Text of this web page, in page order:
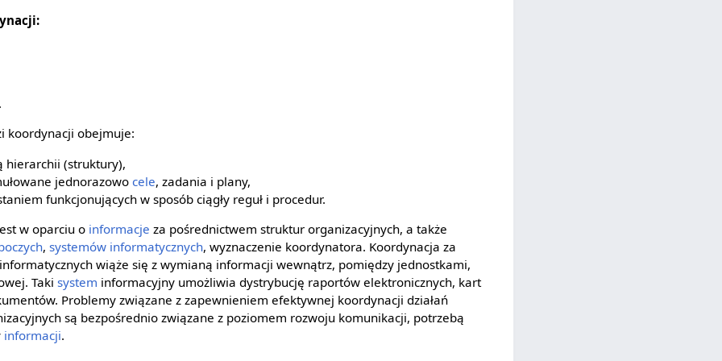
koordynacji obejmuje:
hierarchii (struktury),
jednorazowo cele, zadania i plany,
funkcjonujących w sposób ciągły reguł i procedur.
w oparciu o informacje za pośrednictwem struktur organizacyjnych, a także
,systemów informatycznych, wyznaczenie koordynatora. Koordynacja za
wiąże się z wymianą informacji wewnątrz, pomiędzy jednostkami,
Takisystem informacyjny umożliwia dystrybucję raportów elektronicznych, kart
Problemy związane z zapewnieniem efektywnej koordynacji działań
są bezpośrednio związane z poziomem rozwoju komunikacji, potrzebą
informacji.